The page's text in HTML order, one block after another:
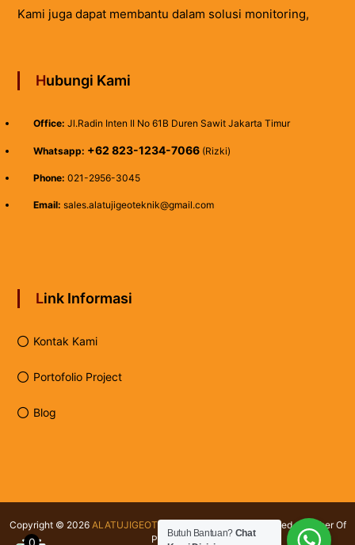
Kami juga dapat membantu dalam solusi monitoring,
Hubungi Kami
Office: Jl.Radin Inten II No 61B Duren Sawit Jakarta Timur
Whatsapp: +62 823-1234-7066(Rizki)
Phone: 021-2956-3045
Email: sales.alatujigeoteknik@gmail.com
Link Informasi
Kontak Kami
Portofolio Project
Blog
Copyright © 2026 ALATUJIGEOTEKNIK.COM
All rights reserved. Member Of
PT Testindo
Butuh Bantuan? Chat
0